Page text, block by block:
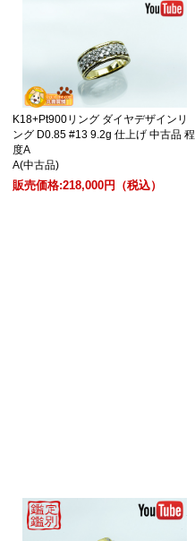
K18+Pt900リング ダイヤデザインリ
ング D0.85 #13 9.2g 仕上げ 中古品 程
度A
A(中古品)
販売価格:218,000円 （税込）